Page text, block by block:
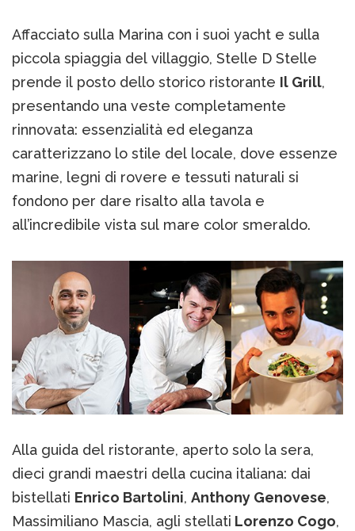
Affacciato sulla Marina con i suoi yacht e sulla
piccola spiaggia del villaggio, Stelle D Stelle
prende il posto dello storico ristorante Il Grill,
presentando una veste completamente
rinnovata: essenzialità ed eleganza
caratterizzano lo stile del locale, dove essenze
marine, legni di rovere e tessuti naturali si
fondono per dare risalto alla tavola e
all’incredibile vista sul mare color smeraldo.
Alla guida del ristorante, aperto solo la sera,
dieci grandi maestri della cucina italiana: dai
bistellati Enrico Bartolini, Anthony Genovese,
Massimiliano Mascia, agli stellati Lorenzo Cogo,